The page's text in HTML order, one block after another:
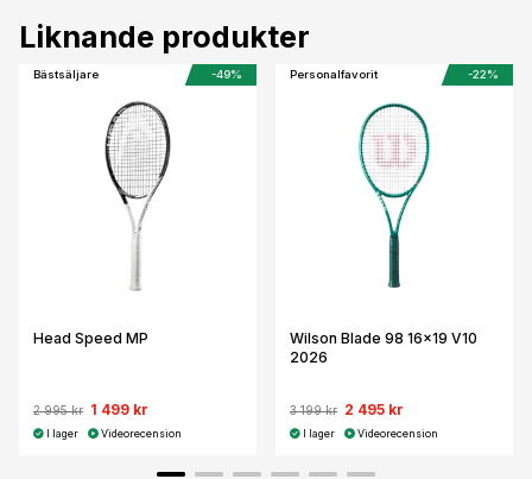
Liknande produkter
Bästsäljare -49%
Head Speed MP
2 995 kr 1 499 kr
I lager Videorecension
Personalfavorit -22%
Wilson Blade 98 16x19 V10
2026
3 199 kr 2 495 kr
I lager Videorecension